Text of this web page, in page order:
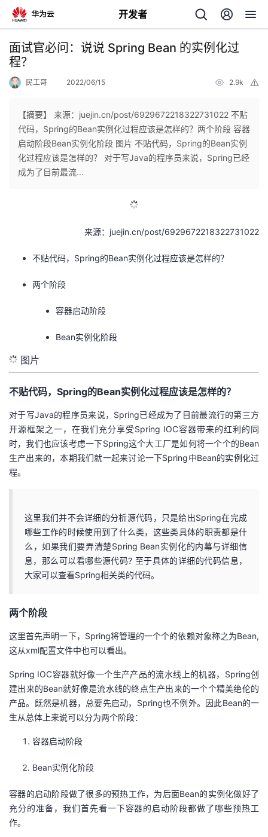
开发者
返
回
个
人
我
发
者
博
的
坛
我
圈
子
的
直
我
的
动
我
关
注
开
发
堂
的
课
我
的
证
我
实
验
的
收
藏
的
Programs
我
的
我
技
术
持
的
云
建
议
面试官必问：说说 Spring Bean 的实例化过
程？
民工哥 2022/06/15 2.9k
【摘要】 来源：juejin.cn/post/6929672218322731022 不贴
代码，Spring的Bean实例化过程应该是怎样的？两个阶段 容器
启动阶段Bean实例化阶段 图片 不贴代码，Spring的Bean实例
化过程应该是怎样的？ 对于写Java的程序员来说，Spring已经
成为了目前最流...
来源：juejin.cn/post/6929672218322731022
不贴代码，Spring的Bean实例化过程应该是怎样的？
两个阶段
容器启动阶段
Bean实例化阶段
图片
不贴代码，Spring的Bean实例化过程应该是怎样的？
对于写Java的程序员来说，Spring已经成为了目前最流行的第三方
开源框架之一，在我们充分享受Spring IOC容器带来的红利的同
时，我们也应该考虑一下Spring这个大工厂是如何将一个个的Bean
生产出来的，本期我们就一起来讨论一下Spring中Bean的实例化过
程。
这里我们并不会详细的分析源代码，只是给出Spring在完成
哪些工作的时候使用到了什么类，这些类具体的职责都是什
么，如果我们要弄清楚Spring Bean实例化的内幕与详细信
息，那么可以看哪些源代码? 至于具体的详细的代码信息，
大家可以查看Spring相关类的代码。
两个阶段
这里首先声明一下，Spring将管理的一个个的依赖对象称之为Bean,
这从xml配置文件中也可以看出。
Spring IOC容器就好像一个生产产品的流水线上的机器，Spring创
建出来的Bean就好像是流水线的终点生产出来的一个个精美绝伦的
产品。既然是机器，总要先启动，Spring也不例外。因此Bean的一
生从总体上来说可以分为两个阶段：
容器启动阶段
Bean实例化阶段
容器的启动阶段做了很多的预热工作，为后面Bean的实例化做好了
充分的准备，我们首先看一下容器的启动阶段都做了哪些预热工
作。